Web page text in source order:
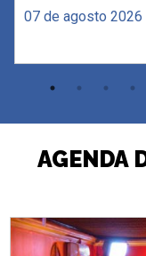
07 de agosto 2026
AGENDA